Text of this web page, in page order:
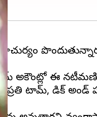
అకౌంట్లో ఈ
టామ్, డిక్ అండ్